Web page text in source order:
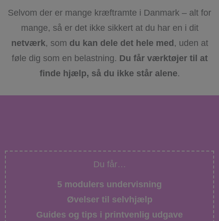
Selvom der er mange kræftramte i Danmark – alt for
mange, så er det ikke sikkert at du har en i dit
netværk, som du kan dele det hele med, uden at
føle dig som en belastning. Du får værktøjer til at
finde hjælp, så du ikke står alene.
Du får…
5 modulers undervisning
Øvelser til selvhjælp
Guides og tips i printvenlig udgave